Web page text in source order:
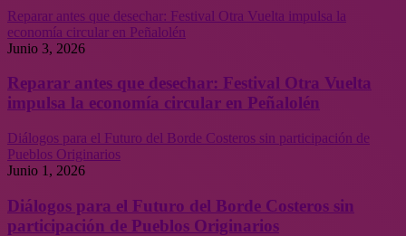
Reparar antes que desechar: Festival Otra Vuelta impulsa la
economía circular en Peñalolén
Junio 3, 2026
Reparar antes que desechar: Festival Otra Vuelta
impulsa la economía circular en Peñalolén
Diálogos para el Futuro del Borde Costeros sin participación de
Pueblos Originarios
Junio 1, 2026
Diálogos para el Futuro del Borde Costeros sin
participación de Pueblos Originarios